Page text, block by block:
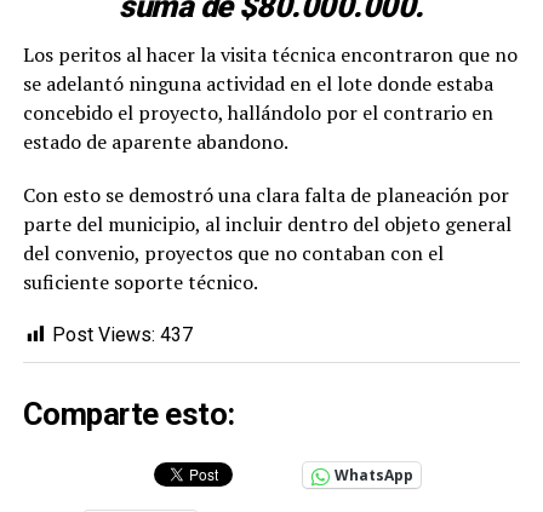
Los peritos al hacer la visita técnica encontraron que no
se adelantó ninguna actividad en el lote donde estaba
concebido el proyecto, hallándolo por el contrario en
estado de aparente abandono.
Con esto se demostró una clara falta de planeación por
parte del municipio, al incluir dentro del objeto general
del convenio, proyectos que no contaban con el
suficiente soporte técnico.
Post Views: 437
Comparte esto:
WhatsApp